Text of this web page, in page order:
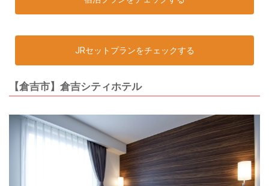
JRセットプランをチェックする
【倉吉市】倉吉シティホテル